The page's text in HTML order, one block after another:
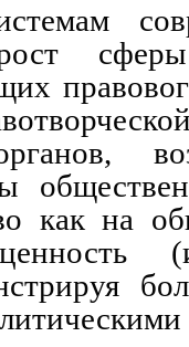
сферы
как на